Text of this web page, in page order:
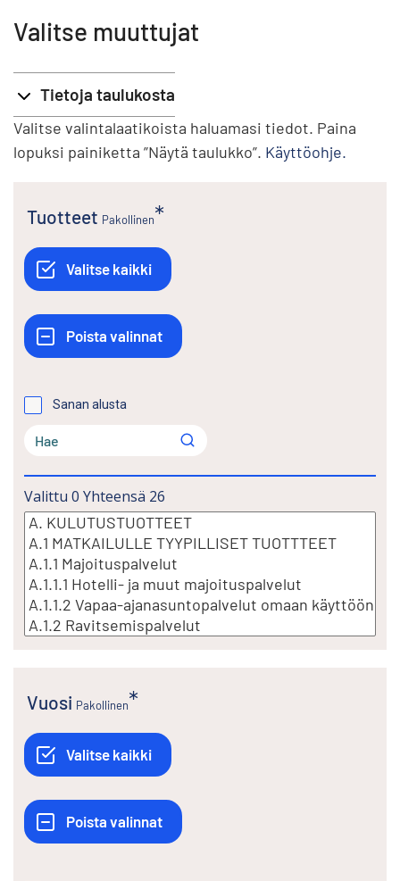
Valitse muuttujat
Tietoja taulukosta
Valitse valintalaatikoista haluamasi tiedot. Paina
lopuksi painiketta ”Näytä taulukko”. Käyttöohje.
Tuotteet Pakollinen
Sanan alusta
Valittu 0 Yhteensä 26
Vuosi Pakollinen